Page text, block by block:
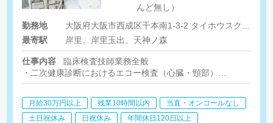
んど無し）
勤務地
最寄駅
岸里、岸里玉出、天神ノ森
仕事内容
臨床検査技師業務全般
・二次健康診断におけるエコー検査（心臓・頸部）
※院内健診1割、出張健診9割
月給30万円以上 残業10時間以内
当直・オンコールなし
土日祝休み
日祝休み 年間休日120日以上